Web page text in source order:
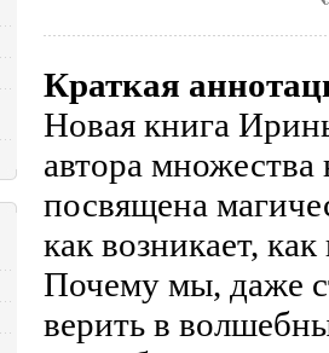
Краткая
Новая книга
автора
посвящена
как возникает,
Почему мы, даже
верить в